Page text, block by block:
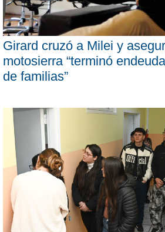
Girard cruzó a Milei y
motosierra “terminó
de familias”